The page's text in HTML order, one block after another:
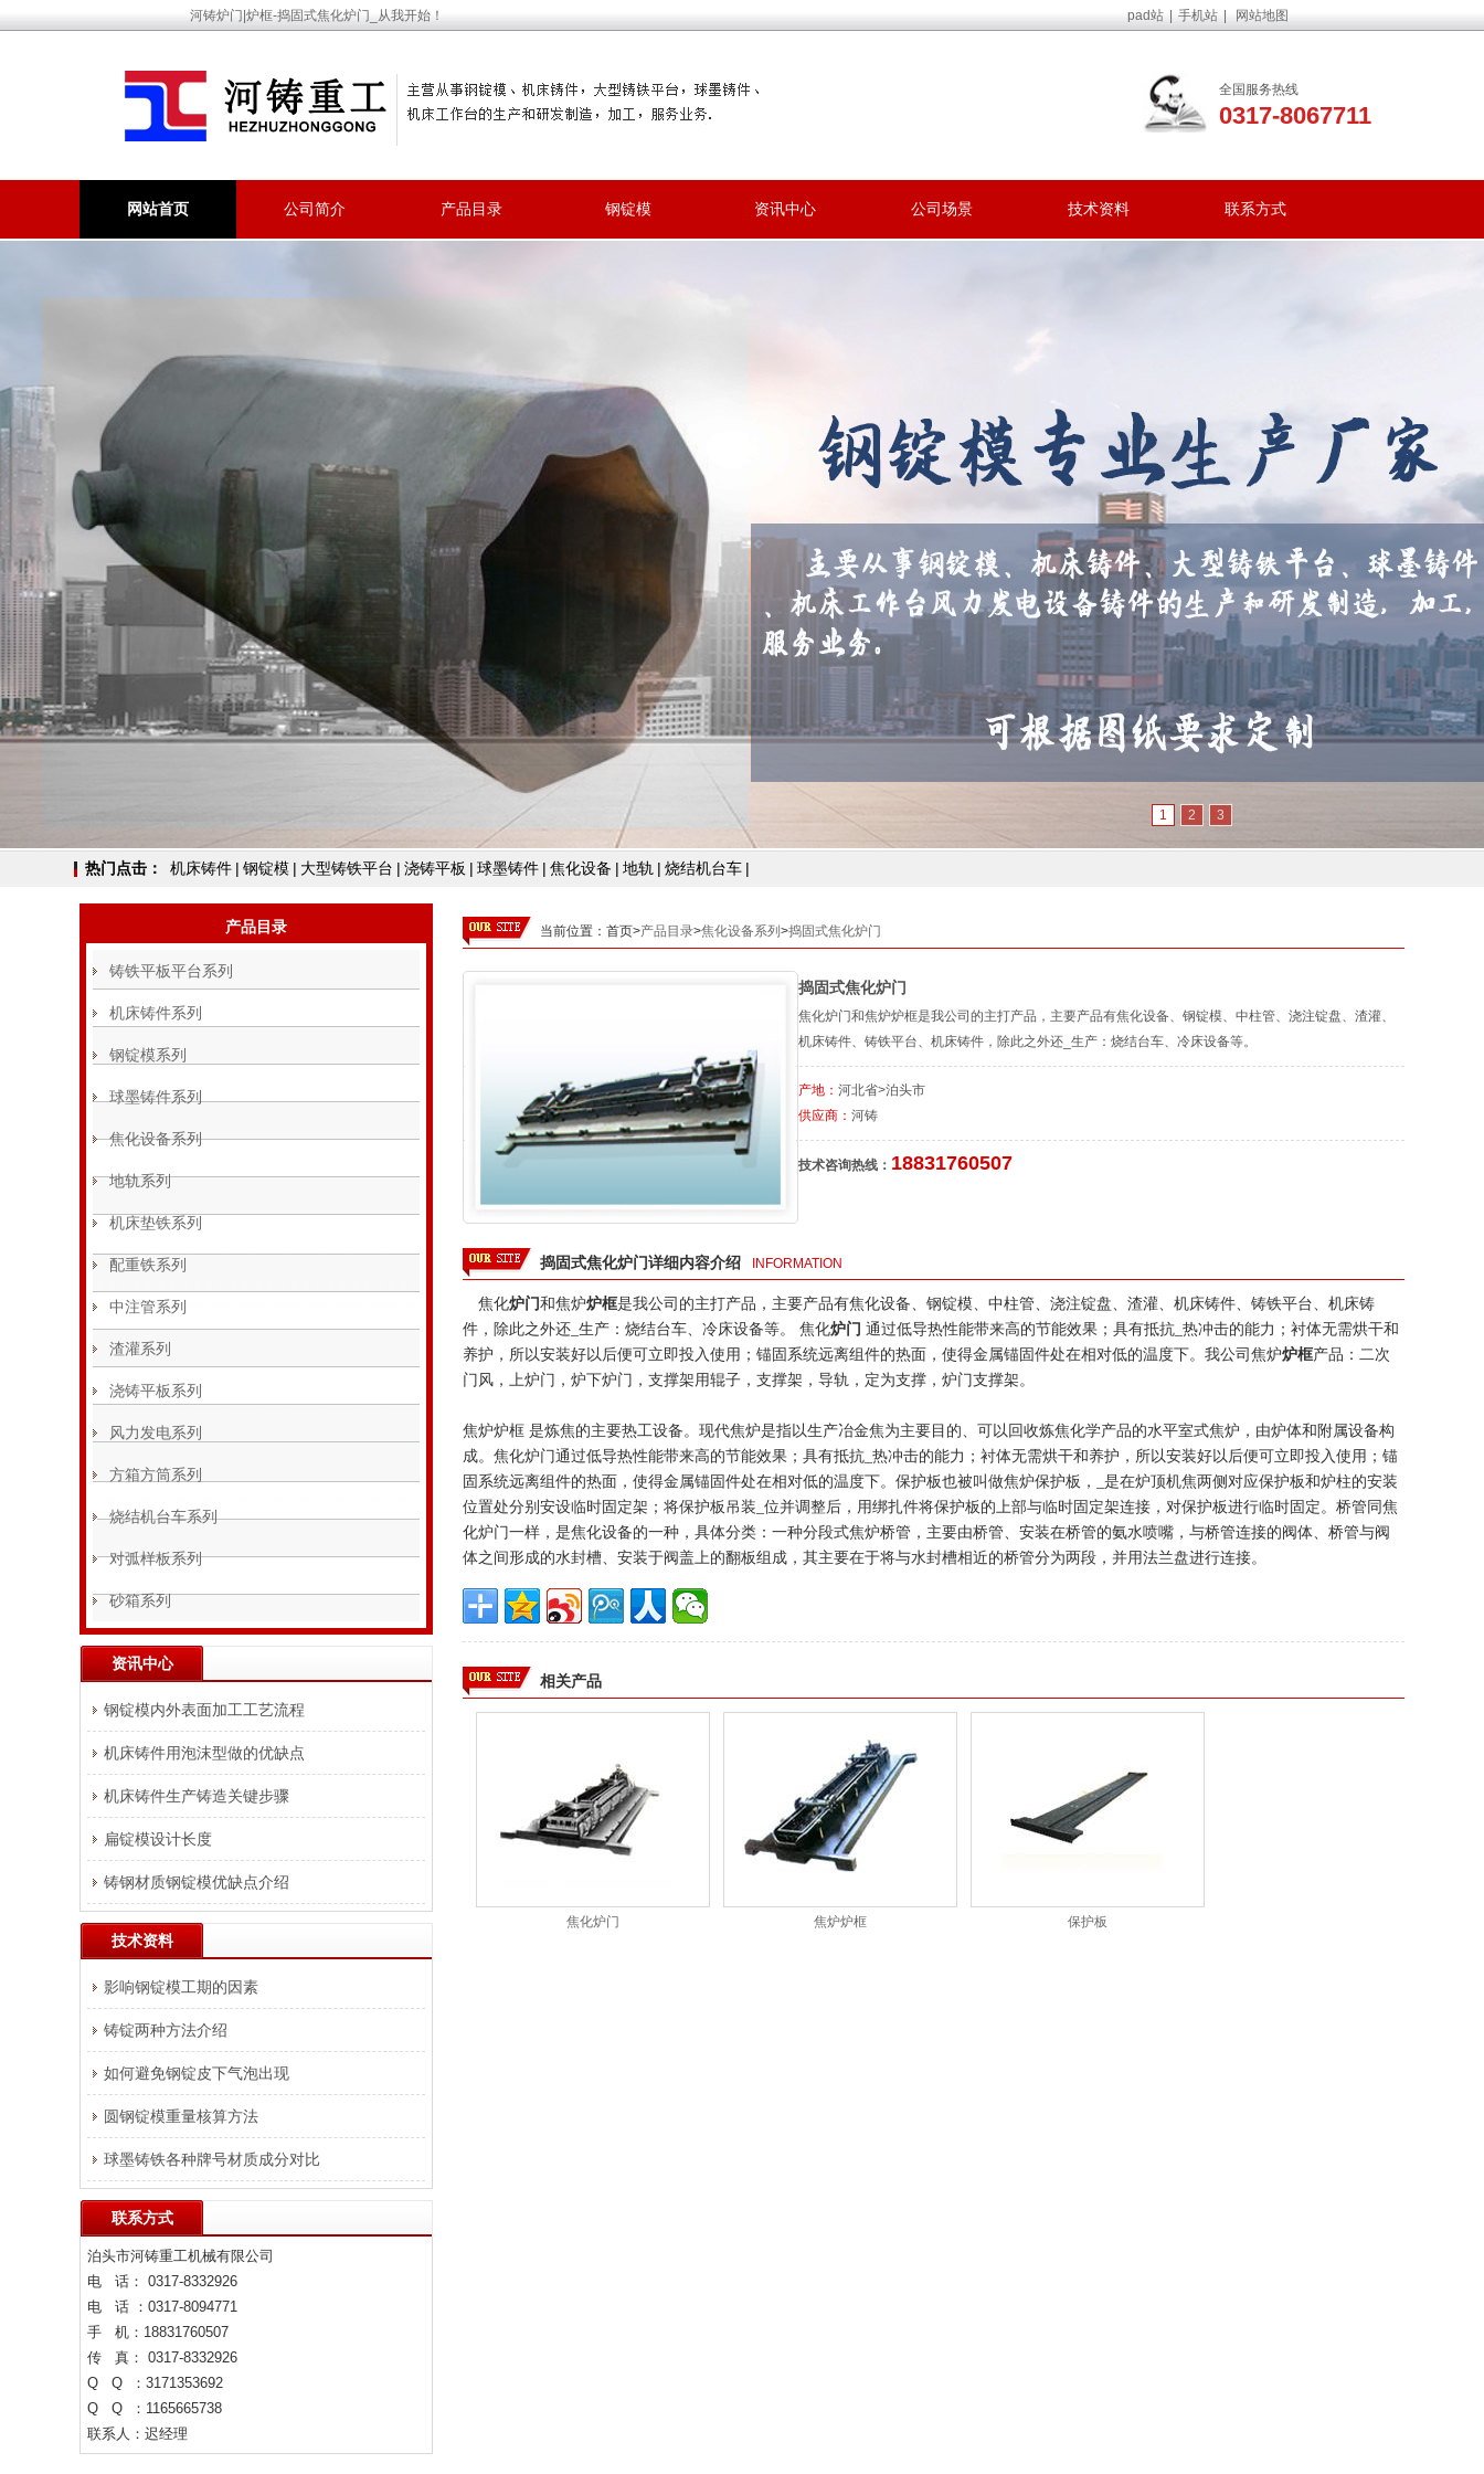
河铸炉门|炉框-捣固式焦化炉门_从我开始！ pad站 手机站 网站地图
全国服务热线
0317-8067711
网站首页 公司简介 产品目录 钢锭模 资讯中心 公司场景 技术资料 联系方式
1 2 3
热门点击： 机床铸件 | 钢锭模 | 大型铸铁平台 | 浇铸平板 | 球墨铸件 | 焦化设备 | 地轨 | 烧结机台车 |
当前位置： 首页>产品目录>焦化设备系列 >捣固式焦化炉门
捣固式焦化炉门
焦化炉门和焦炉炉框是我公司的主打产品，主要产品有焦化设备、钢锭模、中柱管、浇注锭盘、渣灌、
机床铸件、铸铁平台、机床铸件，除此之外还_生产：烧结台车、冷床设备等。
产地： 河北省>泊头市
供应商： 河铸
技术咨询热线： 18831760507
捣固式焦化炉门详细内容介绍 INFORMATION
焦化炉门和焦炉炉框是我公司的主打产品，主要产品有焦化设备、钢锭模、中柱管、浇注锭盘、渣灌、机床铸件、铸铁平台、机床铸
件，除此之外还_生产：烧结台车、冷床设备等。
焦化炉门 通过低导热性能带来高的节能效果；具有抵抗_热冲击的能力；衬体无需烘干和
养护，所以安装好以后便可立即投入使用；锚固系统远离组件的热面，使得金属锚固件处在相对低的温度下。我公司焦炉炉框产品：二次
门风，上炉门，炉下炉门，支撑架用辊子，支撑架，导轨，定为支撑，炉门支撑架。
焦炉炉框 是炼焦的主要热工设备。现代焦炉是指以生产冶金焦为主要目的、可以回收炼焦化学产品的水平室式焦炉，由炉体和附属设备构
成。焦化炉门通过低导热性能带来高的节能效果；具有抵抗_热冲击的能力；衬体无需烘干和养护，所以安装好以后便可立即投入使用；锚
固系统远离组件的热面，使得金属锚固件处在相对低的温度下。保护板也被叫做焦炉保护板，_是在炉顶机焦两侧对应保护板和炉柱的安装
位置处分别安设临时固定架；将保护板吊装_位并调整后，用绑扎件将保护板的上部与临时固定架连接，对保护板进行临时固定。桥管同焦
化炉门一样，是焦化设备的一种，具体分类：一种分段式焦炉桥管，主要由桥管、安装在桥管的氨水喷嘴，与桥管连接的阀体、桥管与阀
体之间形成的水封槽、安装于阀盖上的翻板组成，其主要在于将与水封槽相近的桥管分为两段，并用法兰盘进行连接。
相关产品
焦化炉门 焦炉炉框 保护板
产品目录
铸铁平板平台系列
机床铸件系列
钢锭模系列
球墨铸件系列
焦化设备系列
地轨系列
机床垫铁系列
配重铁系列
中注管系列
渣灌系列
浇铸平板系列
风力发电系列
方箱方筒系列
烧结机台车系列
对弧样板系列
砂箱系列
资讯中心
钢锭模内外表面加工工艺流程
机床铸件用泡沫型做的优缺点
机床铸件生产铸造关键步骤
扁锭模设计长度
铸钢材质钢锭模优缺点介绍
技术资料
影响钢锭模工期的因素
铸锭两种方法介绍
如何避免钢锭皮下气泡出现
圆钢锭模重量核算方法
球墨铸铁各种牌号材质成分对比
联系方式
泊头市河铸重工机械有限公司
电 话： 0317-8332926
电 话 ：0317-8094771
手 机：18831760507
传 真： 0317-8332926
Q Q ：3171353692
Q Q ：1165665738
联系人：迟经理